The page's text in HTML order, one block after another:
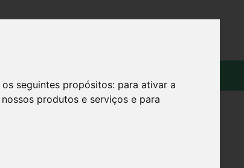
seguintes propósitos: para ativar a
produtos e serviços e para